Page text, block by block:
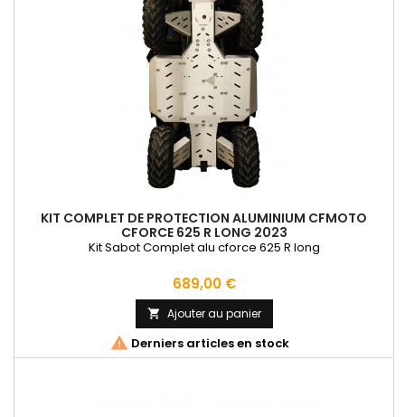
KIT COMPLET DE PROTECTION ALUMINIUM CFMOTO
CFORCE 625 R LONG 2023
Kit Sabot Complet alu cforce 625 R long
Prix
689,00 €
 Ajouter au panier
 Derniers articles en stock